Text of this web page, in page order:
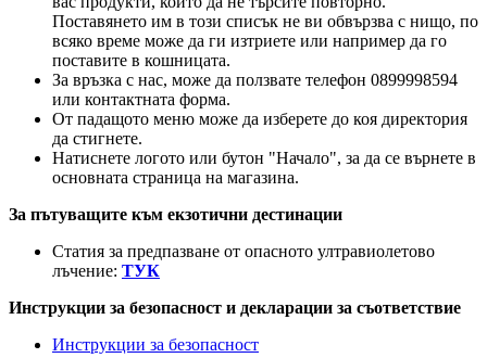
Поставянето им в този списък не ви обвързва с нищо, по
всяко време може да ги изтриете или например да го
поставите в кошницата.
За връзка с нас, може да ползвате телефон 0899998594
или контактната форма.
От падащото меню може да изберете до коя директория
да стигнете.
Натиснете логото или бутон "Начало", за да се върнете в
основната страница на магазина.
За пътуващите към екзотични дестинации
Статия за предпазване от опасното ултравиолетово
лъчение: ТУК
Инструкции за безопасност и декларации за съответствие
Инструкции за безопасност